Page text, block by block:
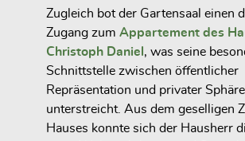
Zugleich bot der Gartensaal einen
Zugang zum Appartement des
Christoph Daniel , was seine
Schnittstelle zwischen öffentlicher
Repräsentation und privater Sphäre
unterstreicht. Aus dem geselligen
Hauses konnte sich der Hausherr